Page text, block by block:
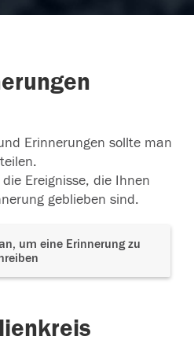
Erinnerungen sollte man
teilen.
Ereignisse, die Ihnen
geblieben sind.
um eine Erinnerung zu